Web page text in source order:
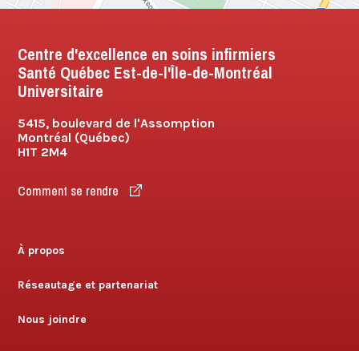
Centre d'excellence en soins infirmiers
Santé Québec Est-de-l'Île-de-Montréal
Universitaire
5415, boulevard de l'Assomption
Montréal (Québec)
H1T 2M4
Comment se rendre
À propos
Réseautage et partenariat
Nous joindre